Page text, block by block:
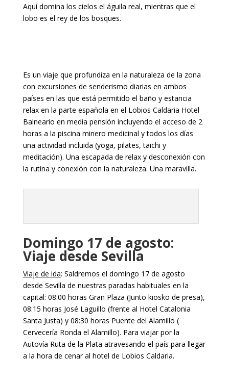
Aquí domina los cielos el águila real, mientras que el
lobo es el rey de los bosques.
Es un viaje que profundiza en la naturaleza de la zona
con excursiones de senderismo diarias en ambos
países en las que está permitido el baño y estancia
relax en la parte española en el Lobios Caldaria Hotel
Balneario en media pensión incluyendo el acceso de 2
horas a la piscina minero medicinal y todos los días
una actividad incluida (yoga, pilates, taichi y
meditación). Una escapada de relax y desconexión con
la rutina y conexión con la naturaleza. Una maravilla.
Domingo 17 de agosto:
Viaje desde Sevilla
Viaje de ida: Saldremos el domingo 17 de agosto
desde Sevilla de nuestras paradas habituales en la
capital: 08:00 horas Gran Plaza (Junto kiosko de presa),
08:15 horas José Laguillo (frente al Hotel Catalonia
Santa Justa) y 08:30 horas Puente del Alamillo (
Cervecería Ronda el Alamillo). Para viajar por la
Autovía Ruta de la Plata atravesando el país para llegar
a la hora de cenar al hotel de Lobios Caldaria.